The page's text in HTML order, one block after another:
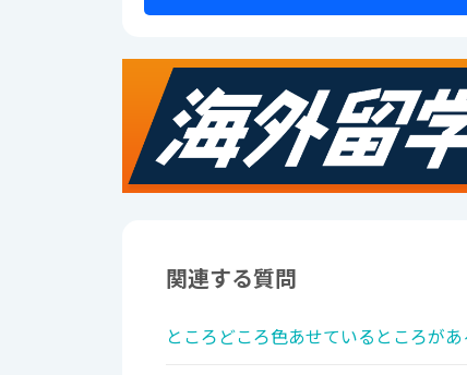
関連する質問
ところどころ色あせているところが